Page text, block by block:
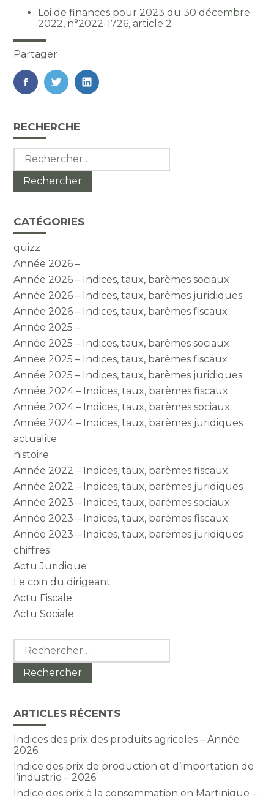
Loi de finances pour 2023 du 30 décembre
2022, n°2022-1726, article 2
Partager :
FaceBook
TwitterLinkedIn
Blog
sidebar
RECHERCHE
Rechercher :
CATÉGORIES
quizz
Année 2026 –
Année 2026 – Indices, taux, barèmes sociaux
Année 2026 – Indices, taux, barèmes juridiques
Année 2026 – Indices, taux, barèmes fiscaux
Année 2025 –
Année 2025 – Indices, taux, barèmes sociaux
Année 2025 – Indices, taux, barèmes fiscaux
Année 2025 – Indices, taux, barèmes juridiques
Année 2024 – Indices, taux, barèmes fiscaux
Année 2024 – Indices, taux, barèmes sociaux
Année 2024 – Indices, taux, barèmes juridiques
actualite
histoire
Année 2022 – Indices, taux, barèmes fiscaux
Année 2022 – Indices, taux, barèmes juridiques
Année 2023 – Indices, taux, barèmes sociaux
Année 2023 – Indices, taux, barèmes fiscaux
Année 2023 – Indices, taux, barèmes juridiques
chiffres
Actu Juridique
Le coin du dirigeant
Actu Fiscale
Actu Sociale
Rechercher :
ARTICLES RÉCENTS
Indices des prix des produits agricoles – Année
2026
Indice des prix de production et d’importation de
l’industrie – 2026
Indice des prix à la consommation en Martinique –